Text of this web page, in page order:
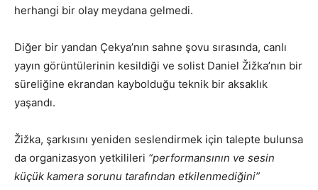
herhangi bir olay meydana gelmedi.
Diğer bir yandan Çekya’nın sahne şovu sırasında, canlı
yayın görüntülerinin kesildiği ve solist Daniel Žižka’nın bir
süreliğine ekrandan kaybolduğu teknik bir aksaklık
yaşandı.
Žižka, şarkısını yeniden seslendirmek için talepte bulunsa
da organizasyon yetkilileri “performansının ve sesin
küçük kamera sorunu tarafından etkilenmediğini”